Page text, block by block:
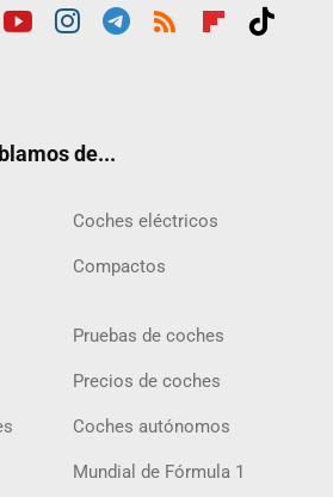
de...
Coches eléctricos
Compactos
Pruebas de coches
Precios de coches
Coches autónomos
Mundial de Fórmula 1